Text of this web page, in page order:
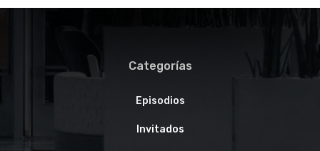
Categorías
Episodios
Invitados